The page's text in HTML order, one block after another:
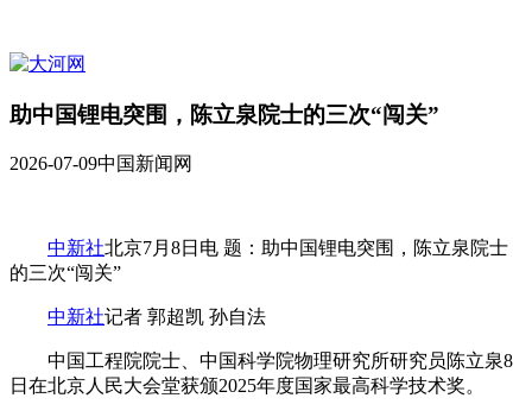
助中国锂电突围，陈立泉院士的三次“闯关”
2026-07-09中国新闻网
中新社北京7月8日电 题：助中国锂电突围，陈立泉院士
的三次“闯关”
中新社记者 郭超凯 孙自法
中国工程院院士、中国科学院物理研究所研究员陈立泉8
日在北京人民大会堂获颁2025年度国家最高科学技术奖。